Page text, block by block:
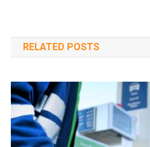
RELATED POSTS